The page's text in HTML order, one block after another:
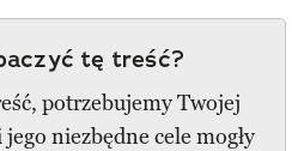
tę treść?
potrzebujemy Twojej
niezbędne cele mogły